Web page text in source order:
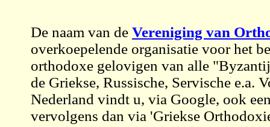
De naam van de Vereniging van
overkoepelende organisatie voor het
orthodoxe gelovigen van alle
de Griekse, Russische, Servische e.a.
Nederland vindt u, via Google, ook
vervolgens dan via 'Griekse